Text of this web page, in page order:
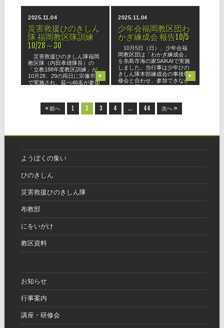
2025.11.04
災害救援ひのきしん
隊 福岡教区隊訓練
10/28～30
災害救援ひのきしん隊福岡
教区隊（内田孝雄隊長）の
「立教188年度教区訓練」が
10月28、29の両日に宗像市内
で実施され、延べ46名が参加
帯による水害に伴い、広範囲
▶
2025.11.04
少年会福岡教区団わ
かぎ練成会 報告10/5
10月5日（日）、少年会福
岡教区団は「わかぎ練成会」
を糸島市海の家SAIKAIで実施
しました。当行事は少年ひの
きしん隊本部練成会の事後研
修会と合わせ、参加できなか
った教区管内のわかぎにも声
▶
« 前へ 1 2 3 4 … 44 次へ »
ようぼくの集い
ひのきしん
災害救援ひのきしん隊
布教部
にをいがけ
教区資料
お知らせ
行事案内
講座・研修会